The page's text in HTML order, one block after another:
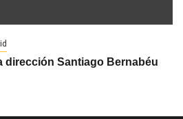
dirección Santiago Bernabéu